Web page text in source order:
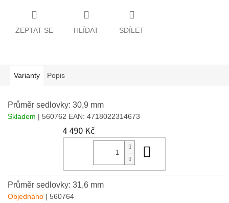
ZEPTAT SE HLÍDAT SDÍLET
Varianty Popis
Průměr sedlovky: 30,9 mm
Skladem | 560762 EAN: 4718022314673
4 490 Kč
Průměr sedlovky: 31,6 mm
Objednáno | 560764